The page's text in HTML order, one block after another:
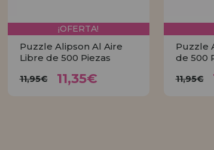
¡OFERTA!
Puzzle Alipson Al Aire
Libre de 500 Piezas
11,95€ 11,35€
Puzzle
de 500
11,95€